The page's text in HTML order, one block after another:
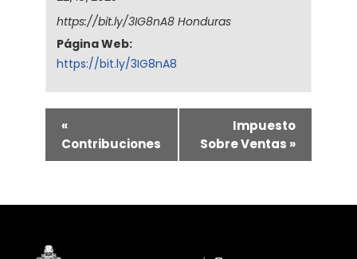
https://bit.ly/3IG8nA8 Honduras
Página Web:
https://bit.ly/3IG8nA8
«
Contribuciones
Impuesto
Sobre Ventas »